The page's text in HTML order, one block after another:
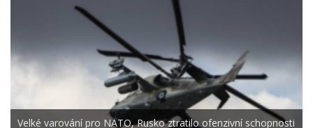
Velké varování pro NATO, Rusko ztratilo ofenzivní schopnosti